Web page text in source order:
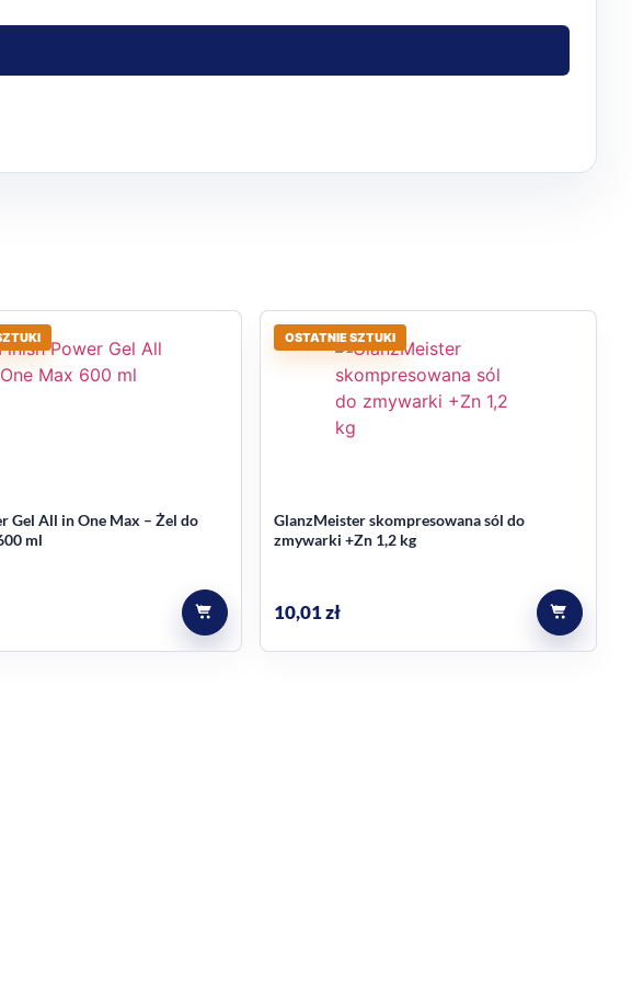
możesz sprawdzić także inne propozycje w kategorii żele i proszki
Gel All in One Max – Żel do
ml
OSTATNIE SZTUKI
GlanzMeister skompresowana sól do
zmywarki +Zn 1,2 kg
10,01zł